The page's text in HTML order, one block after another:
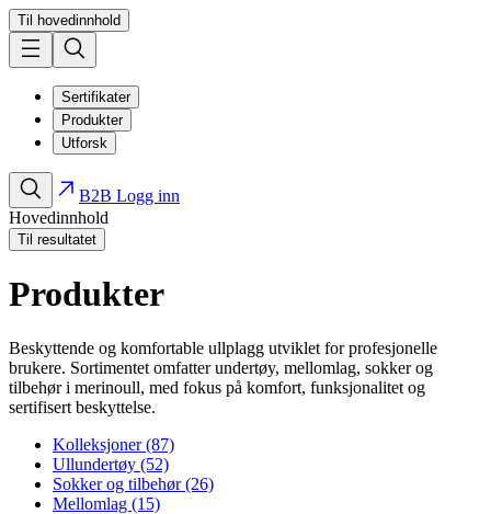
Til hovedinnhold
Sertifikater
Produkter
Utforsk
B2B Logg inn
Hovedinnhold
Til resultatet
Produkter
Beskyttende og komfortable ullplagg utviklet for profesjonelle
brukere. Sortimentet omfatter undertøy, mellomlag, sokker og
tilbehør i merinoull, med fokus på komfort, funksjonalitet og
sertifisert beskyttelse.
Kolleksjoner (87)
Ullundertøy (52)
Sokker og tilbehør (26)
Mellomlag (15)